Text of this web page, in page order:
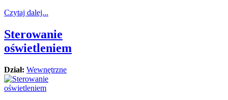
Czytaj dalej...
Sterowanie
oświetleniem
Dział: Wewnętrzne